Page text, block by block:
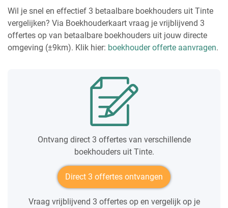
Wil je snel en effectief 3 betaalbare boekhouders uit Tinte
vergelijken? Via Boekhouderkaart vraag je vrijblijvend 3
offertes op van betaalbare boekhouders uit jouw directe
omgeving (±9km). Klik hier: boekhouder offerte aanvragen.
Ontvang direct 3 offertes van verschillende
boekhouders uit Tinte.
Direct 3 offertes ontvangen
Vraag vrijblijvend 3 offertes op en vergelijk op je